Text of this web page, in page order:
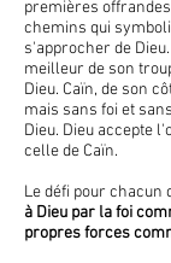
premières
chemins qui
s'approcher de
meilleur de son
Dieu. Caïn, de son
mais sans foi et
Dieu. Dieu accepte
celle de Caïn.
Le défi pour chacun
à Dieu par la foi
propres forces